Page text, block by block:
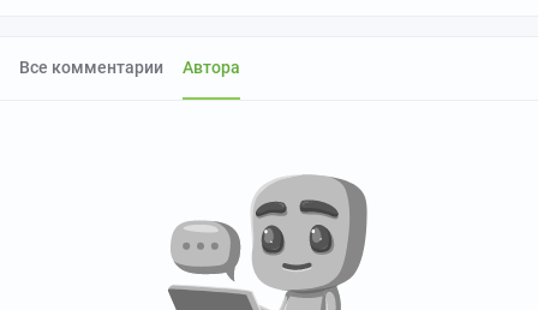
Все комментарии Автора